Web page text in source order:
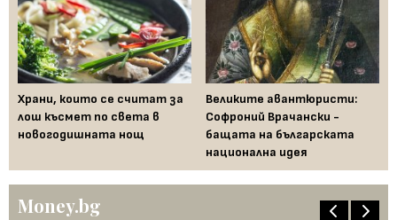
Храни, които се считат за
лош късмет по света в
новогодишната нощ
Великите авантюристи:
Софроний Врачански -
бащата на българската
национална идея
Money.bg